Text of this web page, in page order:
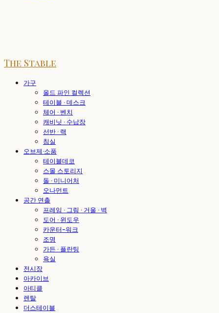
The Stable
가구
올드 파인 컬렉션
테이블 · 데스크
체어 · 벤치
캐비닛 · 수납장
선반 · 랙
침실
오브제·소품
테이블데코
스몰 스토리지
돌 · 미니어처
오나먼트
공간 연출
프레임 · 그림 · 거울 · 벽
도어 · 윈도우
카운터-워크
조명
가든 · 플란팅
욕실
전시장
아카이브
아티클
렌탈
더스테이블